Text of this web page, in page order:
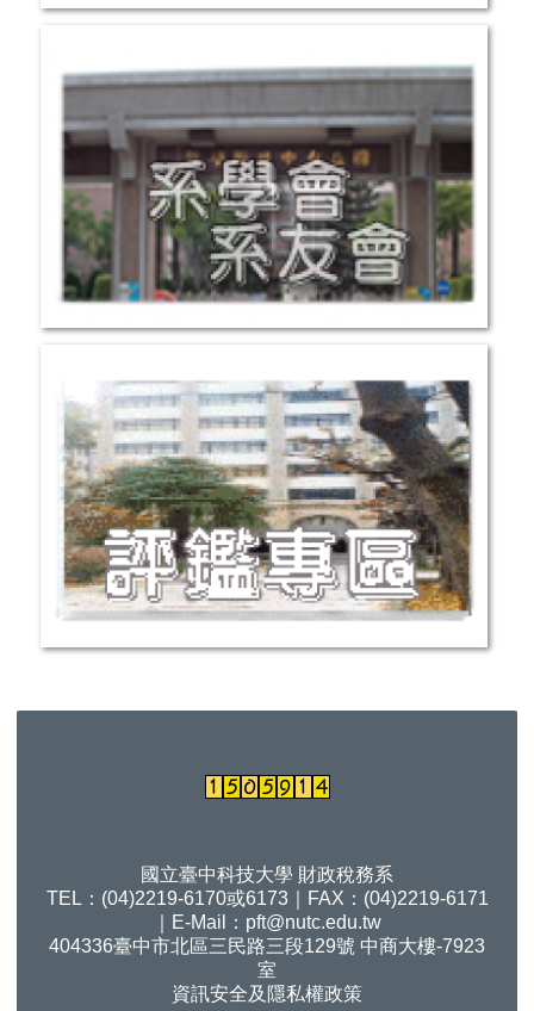
國立臺中科技大學 財政稅務系
TEL：(04)2219-6170或6173｜FAX：(04)2219-6171
｜E-Mail： pft@nutc.edu.tw
404336臺中市北區三民路三段129號 中商大樓-7923
室
資訊安全及隱私權政策